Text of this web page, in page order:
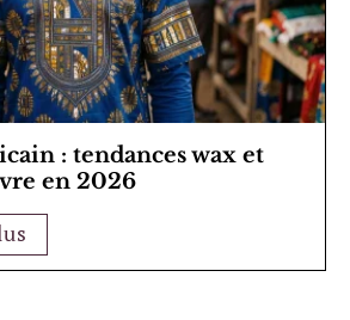
: tendances wax et
en 2026